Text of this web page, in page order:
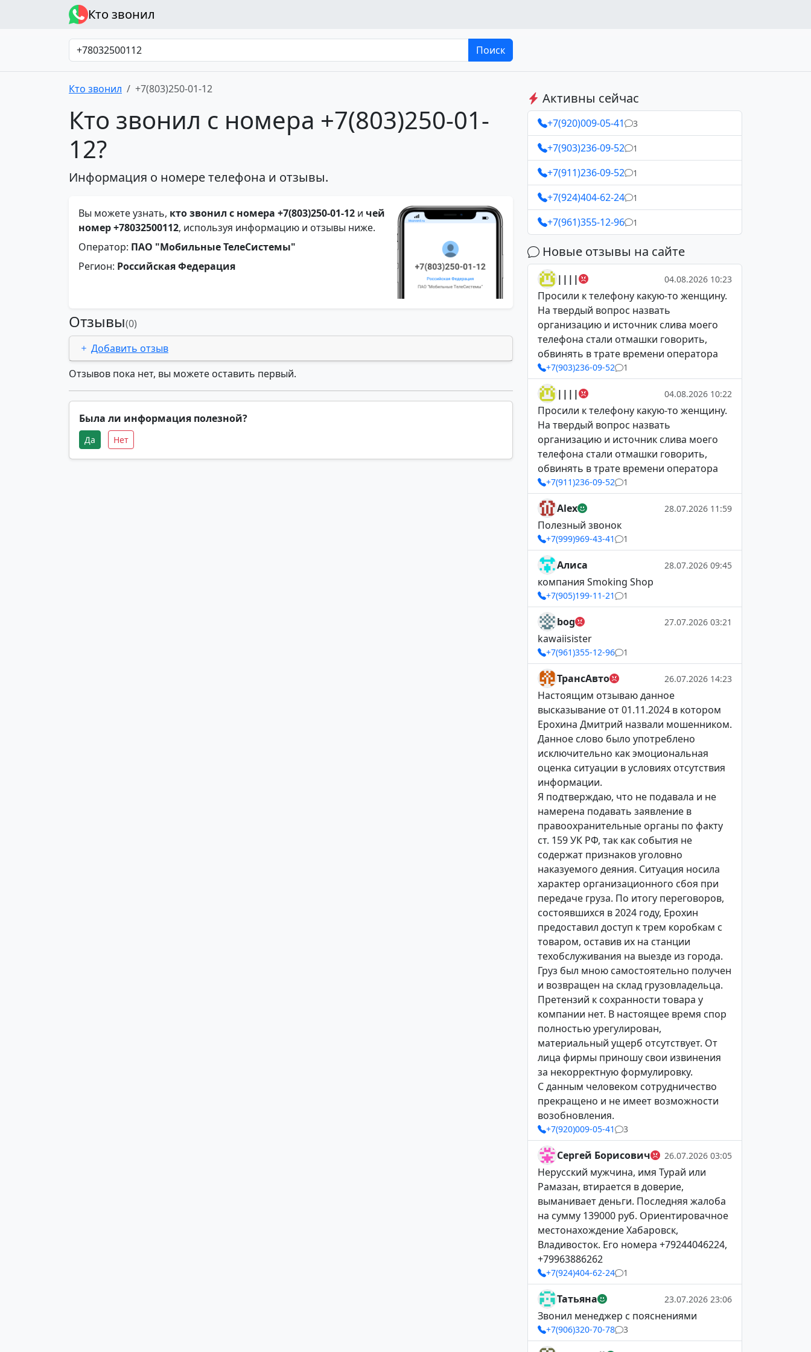
Кто звонил
Поиск
Кто звонил +7(803)250-01-12
Кто звонил с номера +7(803)250-01-
12?
Информация о номере телефона и отзывы.
Вы можете узнать, кто звонил с номера +7(803)250-01-12 и чей
номер +78032500112, используя информацию и отзывы ниже.
Оператор: ПАО "Мобильные ТелеСистемы"
Регион: Российская Федерация
Отзывы(0)
Добавить отзыв
Отзывов пока нет, вы можете оставить первый.
Была ли информация полезной?
Да Нет
Активны сейчас
+7(920)009-05-41 3
+7(903)236-09-52 1
+7(911)236-09-52 1
+7(924)404-62-24 1
+7(961)355-12-96 1
Новые отзывы на сайте
|||| 04.08.2026 10:23
Просили к телефону какую-то женщину.
На твердый вопрос назвать
организацию и источник слива моего
телефона стали отмашки говорить,
обвинять в трате времени оператора
+7(903)236-09-52 1
|||| 04.08.2026 10:22
Просили к телефону какую-то женщину.
На твердый вопрос назвать
организацию и источник слива моего
телефона стали отмашки говорить,
обвинять в трате времени оператора
+7(911)236-09-52 1
Alex 28.07.2026 11:59
Полезный звонок
+7(999)969-43-41 1
Алиса 28.07.2026 09:45
компания Smoking Shop
+7(905)199-11-21 1
bog 27.07.2026 03:21
kawaiisister
+7(961)355-12-96 1
ТрансАвто 26.07.2026 14:23
Настоящим отзываю данное
высказывание от 01.11.2024 в котором
Ерохина Дмитрий назвали мошенником.
Данное слово было употреблено
исключительно как эмоциональная
оценка ситуации в условиях отсутствия
информации.
Я подтверждаю, что не подавала и не
намерена подавать заявление в
правоохранительные органы по факту
ст. 159 УК РФ, так как события не
содержат признаков уголовно
наказуемого деяния. Ситуация носила
характер организационного сбоя при
передаче груза. По итогу переговоров,
состоявшихся в 2024 году, Ерохин
предоставил доступ к трем коробкам с
товаром, оставив их на станции
техобслуживания на выезде из города.
Груз был мною самостоятельно получен
и возвращен на склад грузовладельца.
Претензий к сохранности товара у
компании нет. В настоящее время спор
полностью урегулирован,
материальный ущерб отсутствует. От
лица фирмы приношу свои извинения
за некорректную формулировку.
С данным человеком сотрудничество
прекращено и не имеет возможности
возобновления.
+7(920)009-05-41 3
Сергей Борисович 26.07.2026 03:05
Нерусский мужчина, имя Турай или
Рамазан, втирается в доверие,
выманивает деньги. Последняя жалоба
на сумму 139000 руб. Ориентировачное
местонахождение Хабаровск,
Владивосток. Его номера +79244046224,
+79963886262
+7(924)404-62-24 1
Татьяна 23.07.2026 23:06
Звонил менеджер с пояснениями
+7(906)320-70-78 3